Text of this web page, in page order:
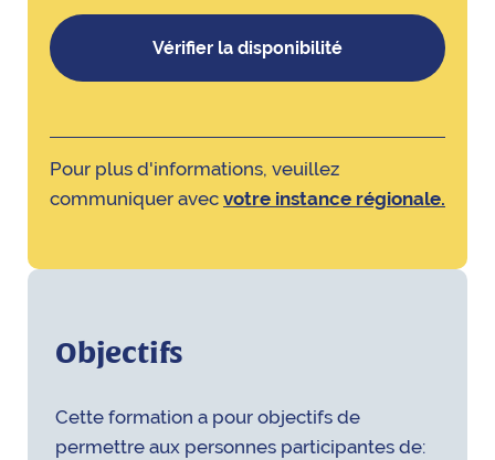
Objectifs
Cette formation a pour objectifs de
permettre aux personnes participantes de:
Vérifier la disponibilité
Pour plus d'informations, veuillez
communiquer avec votre instance régionale.